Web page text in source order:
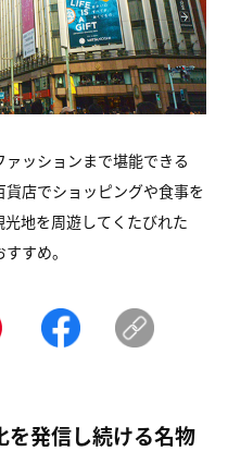
ッションまで堪能できる
店でショッピングや食事を
地を周遊してくたびれた
すめ。
を発信し続ける名物